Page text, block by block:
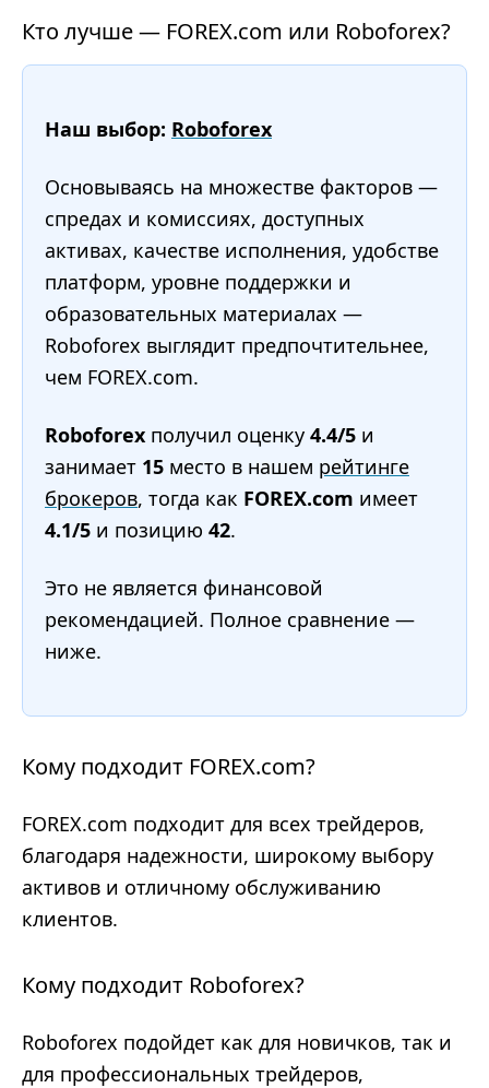
Кто лучше — FOREX.com или Roboforex?
Наш выбор: Roboforex
Основываясь на множестве факторов —
спредах и комиссиях, доступных
активах, качестве исполнения, удобстве
платформ, уровне поддержки и
образовательных материалах —
Roboforex выглядит предпочтительнее,
чем FOREX.com.
Roboforex получил оценку 4.4/5 и
занимает 15 место в нашем рейтинге
брокеров, тогда как FOREX.com имеет
4.1/5 и позицию 42.
Это не является финансовой
рекомендацией. Полное сравнение —
ниже.
Кому подходит FOREX.com?
FOREX.com подходит для всех трейдеров,
благодаря надежности, широкому выбору
активов и отличному обслуживанию
клиентов.
Кому подходит Roboforex?
Roboforex подойдет как для новичков, так и
для профессиональных трейдеров,